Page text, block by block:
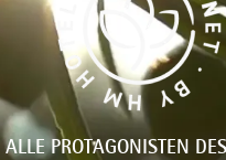
PROTAGONISTEN